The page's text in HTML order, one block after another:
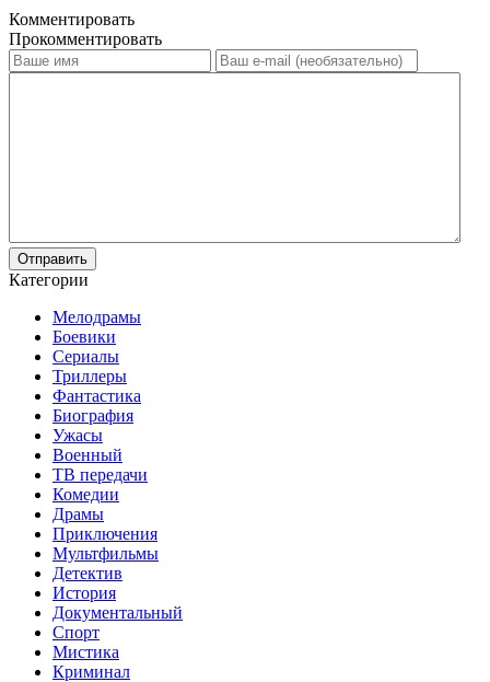
Комментировать
Прокомментировать
Отправить
Категории
Мелодрамы
Боевики
Сериалы
Триллеры
Фантастика
Биография
Ужасы
Военный
ТВ передачи
Комедии
Драмы
Приключения
Мультфильмы
Детектив
История
Документальный
Спорт
Мистика
Криминал